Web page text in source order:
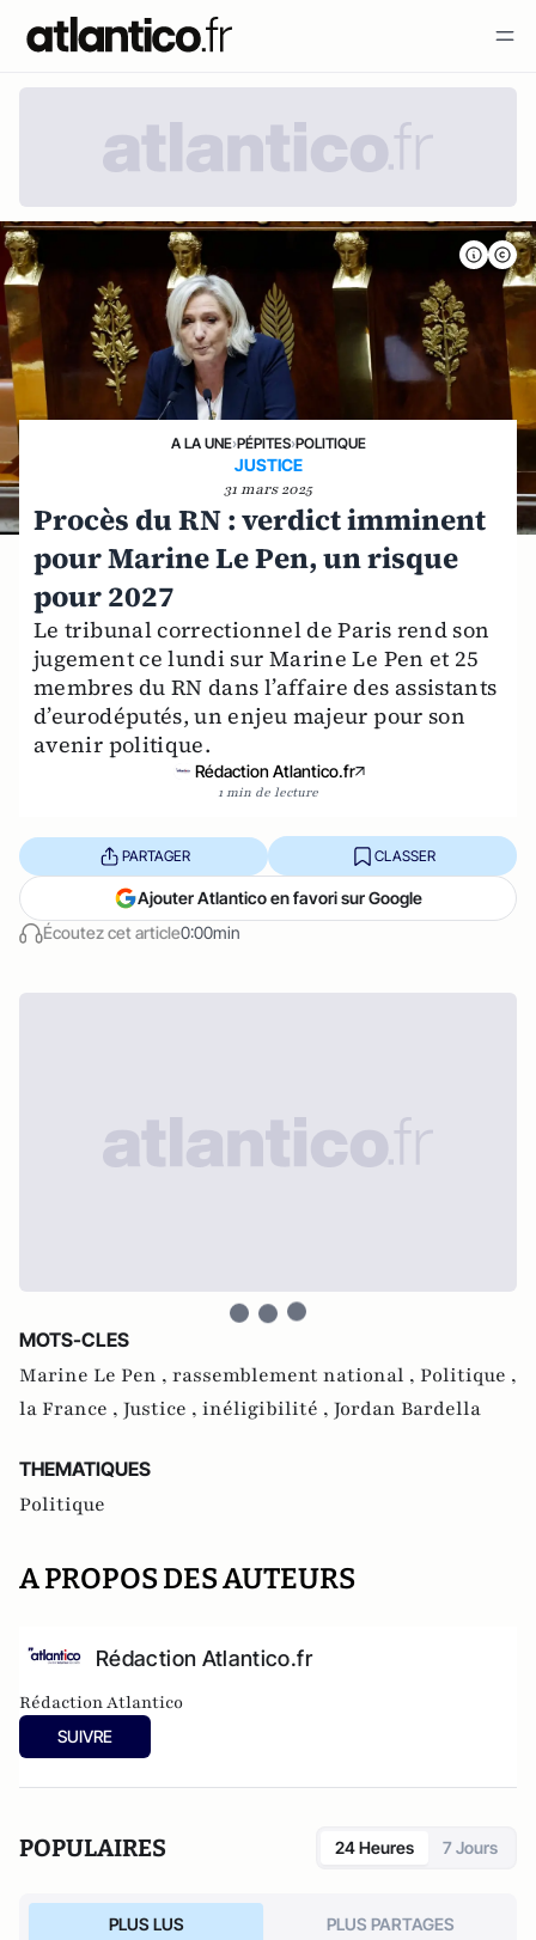
A LA UNE›PÉPITES›POLITIQUE
JUSTICE
31 mars 2025
Procès du RN : verdict imminent
pour Marine Le Pen, un risque
pour 2027
Le tribunal correctionnel de Paris rend son
jugement ce lundi sur Marine Le Pen et 25
membres du RN dans l’affaire des assistants
d’eurodéputés, un enjeu majeur pour son
avenir politique.
Rédaction Atlantico.fr
1 min de lecture
Écoutez cet article0:00min
PARTAGER CLASSER
Ajouter Atlantico en favori sur Google
MOTS-CLES
Marine Le Pen , rassemblement national , Politique ,
la France , Justice , inéligibilité , Jordan Bardella
THEMATIQUES
Politique
A PROPOS DES AUTEURS
Rédaction Atlantico.fr
Rédaction Atlantico
SUIVRE
POPULAIRES 24 Heures 7 Jours
PLUS LUS PLUS PARTAGES